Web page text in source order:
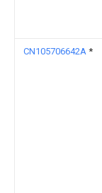
CN105706642A *